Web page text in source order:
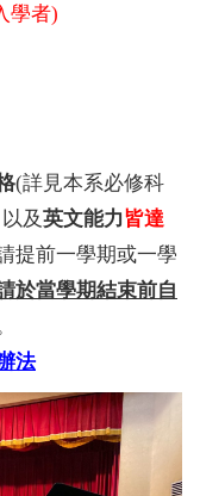
學者)
(詳見本系必修科
及英文能力皆達
提前一學期或一學
於當學期結束前自
法